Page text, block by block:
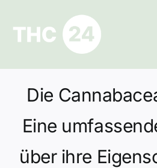
springen
Ratgeber
Datenschutz
Die
Eine
über ihre